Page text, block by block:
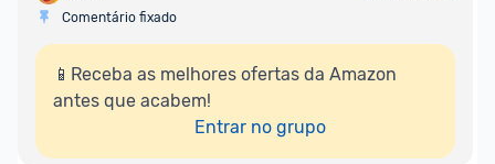
Comentário fixado
📱Receba as melhores ofertas da Amazon
antes que acabem!
Entrar no grupo